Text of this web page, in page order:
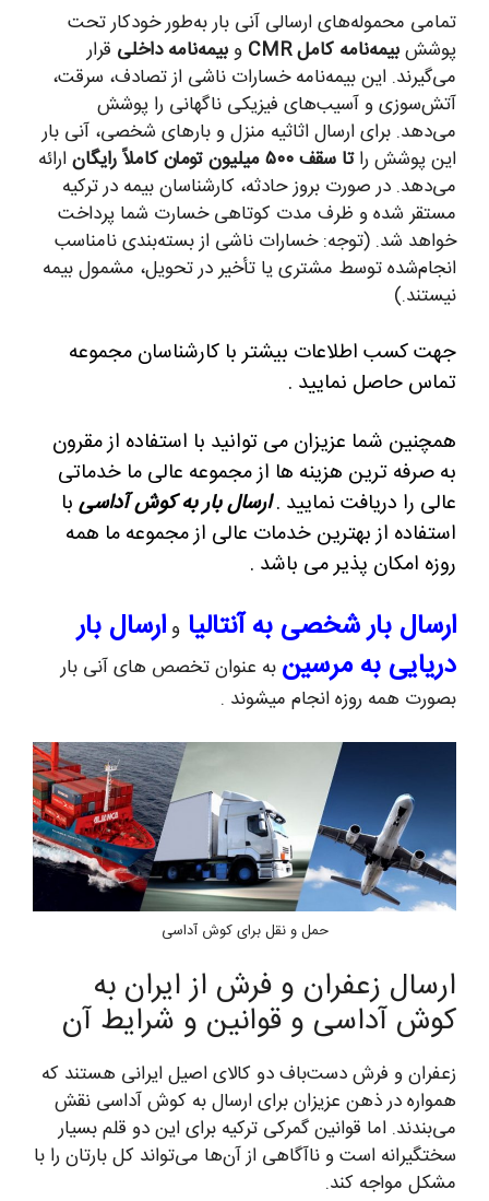
تمامی محموله‌های ارسالی آنی بار به‌طور خودکار تحت
پوششبیمه‌نامه کامل CMR و بیمه‌نامه داخلی قرار
می‌گیرند. این بیمه‌نامه خسارات ناشی از تصادف، سرقت،
آتش‌سوزی و آسیب‌های فیزیکی ناگهانی را پوشش
می‌دهد. برای ارسال اثاثیه منزل و بارهای شخصی، آنی بار
این پوشش راتا سقف ۵۰۰ میلیون تومان کاملاً رایگان
ارائه
می‌دهد. در صورت بروز حادثه، کارشناسان بیمه در ترکیه
مستقر شده و ظرف مدت کوتاهی خسارت شما پرداخت
خواهد شد. (توجه: خسارات ناشی از بسته‌بندی نامناسب
انجام‌شده توسط مشتری یا تأخیر در تحویل، مشمول بیمه
نیستند.)
جهت کسب اطلاعات بیشتر با کارشناسان مجموعه
تماس حاصل نمایید .
همچنین شما عزیزان می توانید با استفاده از مقرون
به صرفه ترین هزینه ها از مجموعه عالی ما خدماتی
عالی را دریافت نمایید . ارسال بار به کوش آداسی با
استفاده از بهترین خدمات عالی از مجموعه ما همه
روزه امکان پذیر می باشد .
ارسال بار شخصی به آنتالیا وارسال بار
دریایی به مرسین به عنوان تخصص های آنی بار
بصورت همه روزه انجام میشوند .
حمل و نقل برای کوش آداسی
ارسال زعفران و فرش از ایران به
کوش آداسی و قوانین و شرایط آن
زعفران و فرش دست‌باف دو کالای اصیل ایرانی هستند که
همواره در ذهن عزیزان برای ارسال به کوش آداسی نقش
می‌بندند. اما قوانین گمرکی ترکیه برای این دو قلم بسیار
سختگیرانه است و ناآگاهی از آن‌ها می‌تواند کل بارتان را با
مشکل مواجه کند.